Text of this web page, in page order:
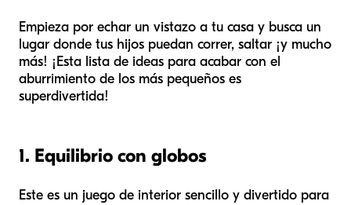
Empieza por echar un vistazo a tu casa y busca un
lugar donde tus hijos puedan correr, saltar ¡y mucho
más! ¡Esta lista de ideas para acabar con el
aburrimiento de los más pequeños es
superdivertida!
1. Equilibrio con globos
Este es un juego de interior sencillo y divertido para